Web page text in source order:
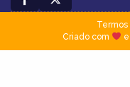
Termos|
Criado com
e